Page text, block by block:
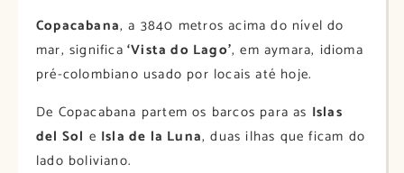
Copacabana, a 3840 metros acima do nível do
mar, significa ‘Vista do Lago’, em aymara, idioma
pré-colombiano usado por locais até hoje.
De Copacabana partem os barcos para as Islas
del Sol e Isla de la Luna, duas ilhas que ficam do
lado boliviano.